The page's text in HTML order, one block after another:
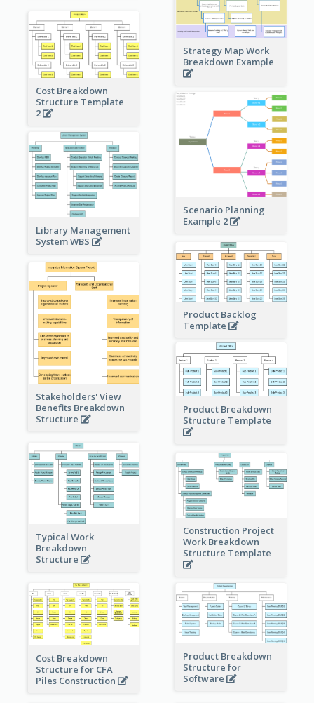
Strategy Map Work
Breakdown Example
Cost Breakdown
Structure Template
2
Scenario Planning
Example 2
Library Management
System WBS
Product Backlog
Template
Stakeholders' View
Benefits Breakdown
Structure
Product Breakdown
Structure Template
Typical Work
Breakdown
Structure
Construction Project
Work Breakdown
Structure Template
Cost Breakdown
Structure for CFA
Piles Construction
Product Breakdown
Structure for
Software